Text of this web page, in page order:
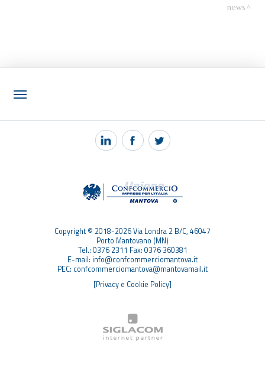
news
NOTIZIE
PEC MANTOVA MAIL
Copyright © 2018-2026 Via Londra 2 B/C, 46047
Porto Mantovano (MN)
Tel.: 0376 2311 Fax: 0376 360381
E-mail: info@confcommerciomantova.it
PEC: confcommerciomantova@mantovamail.it
[Privacy e Cookie Policy]